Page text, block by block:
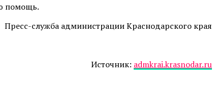
помощь.
Пресс-служба администрации Краснодарского края
Источник: admkrai.krasnodar.ru